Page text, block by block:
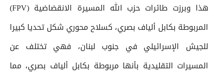
هذا وبرزت طائرات حزب الله المسيرة الانقضاضية (FPV)
المربوطة بكابل ألياف بصري، كسلاح محوري شكل تحديا كبيرا
للجيش الإسرائيلي في جنوب لبنان، فهي تختلف عن
المسيرات التقليدية بأنها مربوطة بكابل ألياف بصري، مما